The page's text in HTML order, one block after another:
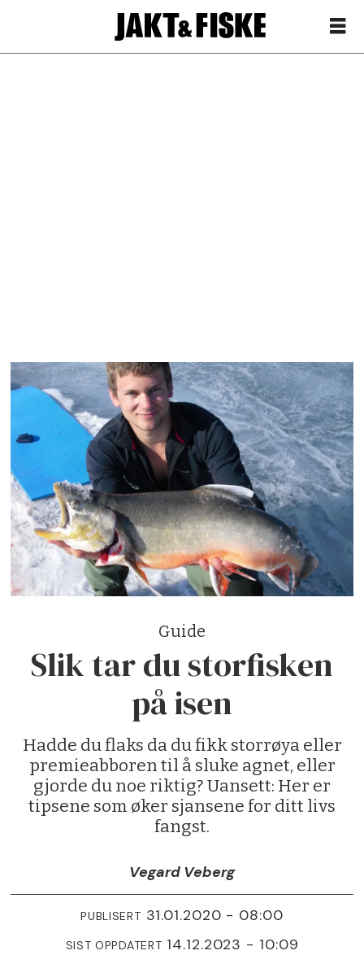
Guide
Slik tar du storfisken
på isen
Hadde du flaks da du fikk storrøya eller
premieabboren til å sluke agnet, eller
gjorde du noe riktig? Uansett: Her er
tipsene som øker sjansene for ditt livs
fangst.
Vegard Veberg
PUBLISERT 31.01.2020 - 08:00
SIST OPPDATERT 14.12.2023 - 10:09